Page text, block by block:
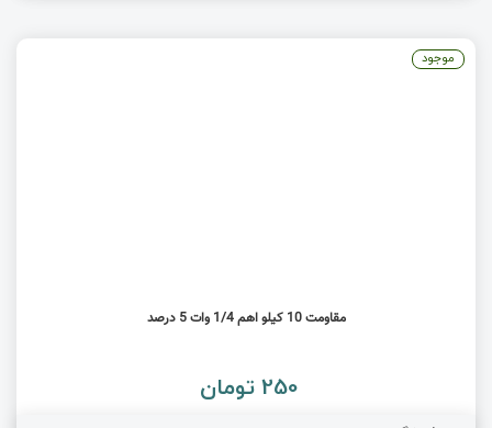
مقاومت 10 کیلو اهم 1/4 وات 5 درصد
250 تومان
موجود